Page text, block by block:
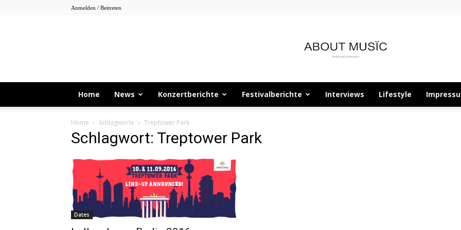
Anmelden / Beitreten
About
Home News Konzertberichte Festivalberichte Interviews Lifestyle
Home Schlagworte Treptower Park
Schlagwort: Treptower Park
Dates